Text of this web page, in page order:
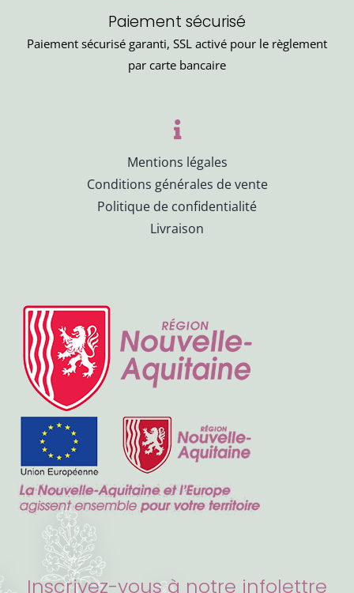
Paiement sécurisé
Paiement sécurisé garanti, SSL activé pour le règlement
par carte bancaire
Mentions légales
Conditions générales de vente
Politique de confidentialité
Livraison
Inscrivez-vous à notre infolettre